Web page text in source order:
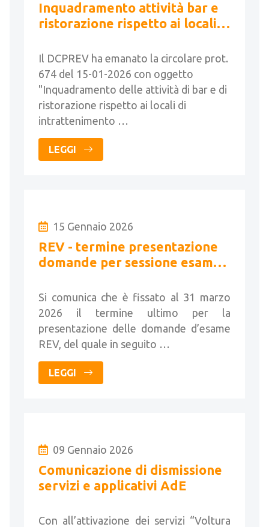
Inquadramento attività bar e
ristorazione rispetto ai locali
spettacolo
Il DCPREV ha emanato la circolare prot.
674 del 15-01-2026 con oggetto
"Inquadramento delle attività di bar e di
ristorazione rispetto ai locali di
intrattenimento …
LEGGI
15 Gennaio 2026
REV - termine presentazione
domande per sessione esame
Si comunica che è fissato al 31 marzo
2026 il termine ultimo per la
presentazione delle domande d’esame
REV, del quale in seguito …
LEGGI
09 Gennaio 2026
Comunicazione di dismissione
servizi e applicativi AdE
Con all’attivazione dei servizi “Voltura